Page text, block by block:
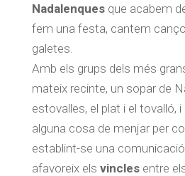
Nadalenquesque acabem
fem una festa, cantem
galetes.
Amb els grups dels més
mateix recinte, un sopar de
estovalles, el plat i el tovalló,
alguna cosa de menjar per
establint-se una
afavoreix els vinclesentre